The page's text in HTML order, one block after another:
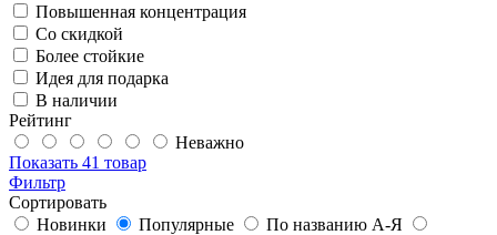
Повышенная концентрация
Со скидкой
Более стойкие
Идея для подарка
В наличии
Рейтинг
Неважно
Показать 41 товар
Фильтр
Сортировать
Новинки
Популярные
По названию А-Я